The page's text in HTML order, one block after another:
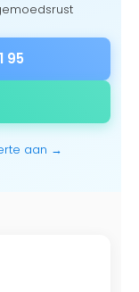
95
aan →